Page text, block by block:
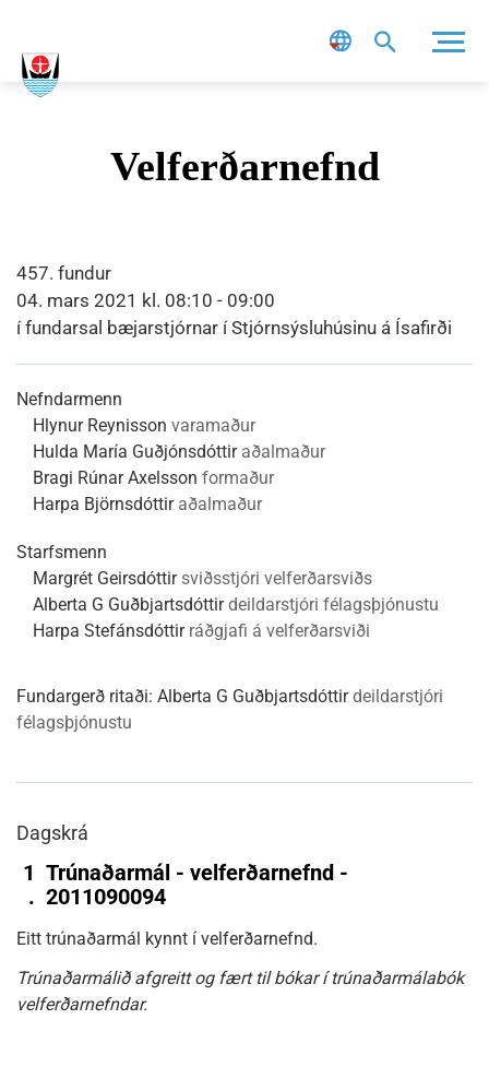
Velferðarnefnd
457. fundur
04. mars 2021 kl. 08:10 - 09:00
í fundarsal bæjarstjórnar í Stjórnsýsluhúsinu á Ísafirði
Nefndarmenn
Hlynur Reynisson varamaður
Hulda María Guðjónsdóttir aðalmaður
Bragi Rúnar Axelsson formaður
Harpa Björnsdóttir aðalmaður
Starfsmenn
Margrét Geirsdóttir sviðsstjóri velferðarsviðs
Alberta G Guðbjartsdóttir deildarstjóri félagsþjónustu
Harpa Stefánsdóttir ráðgjafi á velferðarsviði
Fundargerð ritaði: Alberta G Guðbjartsdóttir deildarstjóri
félagsþjónustu
Dagskrá
1
.
Trúnaðarmál - velferðarnefnd -
2011090094
Eitt trúnaðarmál kynnt í velferðarnefnd.
Trúnaðarmálið afgreitt og fært til bókar í trúnaðarmálabók
velferðarnefndar.